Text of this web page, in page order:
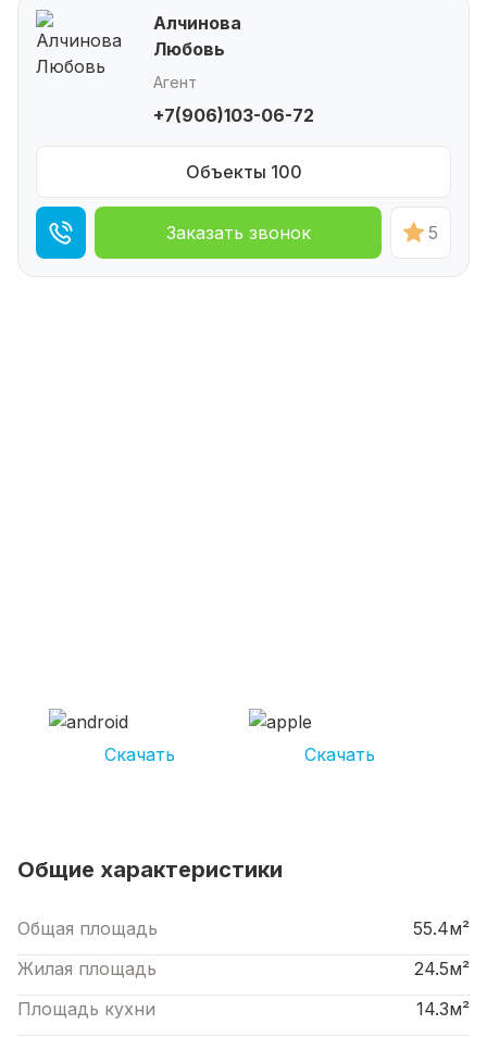
Алчинова
Любовь
Агент
+7(906)103-06-72
Объекты 100
Заказать звонок 5
Скачать Скачать
Общие характеристики
Общая площадь
55.4м²
Жилая площадь
24.5м²
Площадь кухни
14.3м²